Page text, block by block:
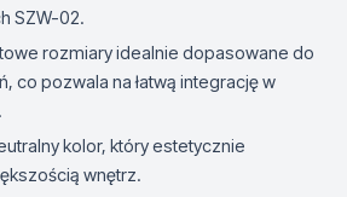
SZW-02.
rozmiary idealnie dopasowane do
co pozwala na łatwą integrację w
kolor, który estetycznie
wnętrz.